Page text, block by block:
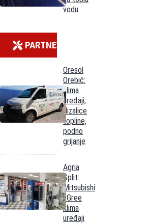
vodu
PARTNERI
Oresol
Orebić:
klima
uređaji,
dizalice
topline,
podno
grijanje
Agria
Split:
Mitsubishi
i Gree
klima
uređaji